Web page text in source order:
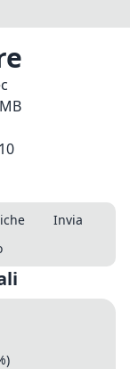
10
Invia